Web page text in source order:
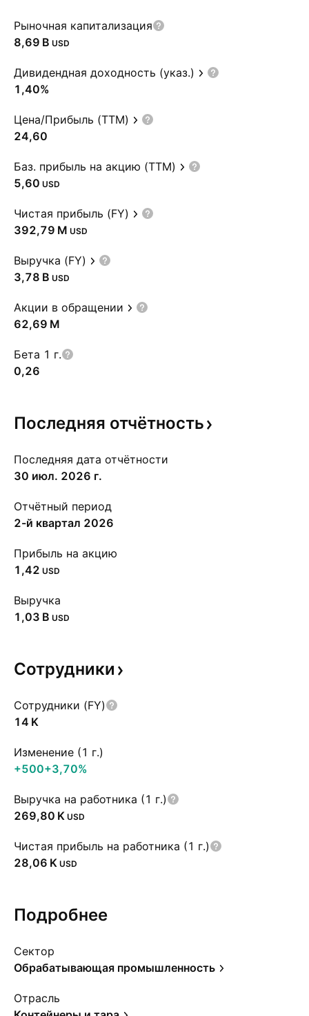
Рыночная капитализация
‪8,69 B‬ USD
Дивидендная доходность (указ.)
1,40%
Цена/Прибыль (TTM)
24,60
Баз. прибыль на акцию (TTM)
5,60 USD
Чистая прибыль (FY)
‪392,79 M‬ USD
Выручка (FY)
‪3,78 B‬ USD
Акции в обращении
‪62,69 M‬
Бета 1 г.
0,26
Последняя отчётность
Последняя дата отчётности
30 июл. 2026 г.
Отчётный период
2-й квартал 2026
Прибыль на акцию
1,42 USD
Выручка
‪1,03 B‬ USD
Сотрудники
Сотрудники (FY)
‪14 K‬
Изменение (1 г.)
+500+3,70%
Выручка на работника (1 г.)
‪269,80 K‬ USD
Чистая прибыль на работника (1 г.)
‪28,06 K‬ USD
Подробнее
Сектор
Обрабатывающая промышленность
Отрасль